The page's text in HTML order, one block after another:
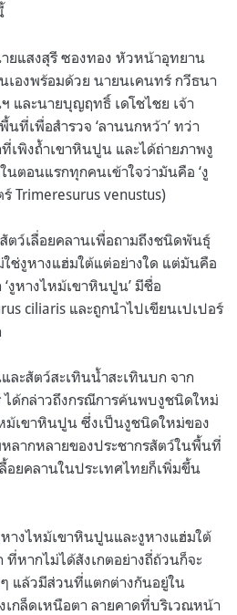
ยแสงสุรี ซองทอง หัวหน้าอุทยาน
เองพร้อมด้วย นายนเคนทร์ กวีธนา
และนายบุญฤทธิ์ เดโชไชย เจ้า
ที่เพื่อสำรวจ ‘ลานนกหว้า’ ทว่า
เพิงถ้ำเขาหินปูน และได้ถ่ายภาพงู
นตอนแรกทุกคนเข้าใจว่ามันคือ ‘งู
Trimeresurus venustus)
ตว์เลื่อยคลานเพื่อถามถึงชนิดพันธุ์
ช่งูหางแฮ่มใต้แต่อย่างใด แต่มันคือ
งูหางไหม้เขาหินปูน’ มีชื่อ
ciliaris และถูกนำไปเขียนเปเปอร์
ละสัตว์สะเทินน้ำสะเทินบก จาก
ได้กล่าวถึงกรณีการค้นพบงูชนิดใหม่
ม้เขาหินปูน ซึ่งเป็นงูชนิดใหม่ของ
ลากหลายของประชากรสัตว์ในพื้นที่
อยคลานในประเทศไทยก็เพิ่มขึ้น
างไหม้เขาหินปูนและงูหางแฮ่มใต้
หากไม่ได้สังเกตอย่างถี่ถ้วนก็จะ
แล้วมีส่วนที่แตกต่างกันอยู่ใน
กล็ดเหนือตา ลายคาดที่บริเวณหน้า